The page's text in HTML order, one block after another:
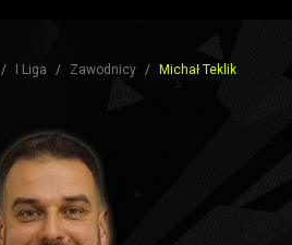
I Liga Zawodnicy Michał Teklik